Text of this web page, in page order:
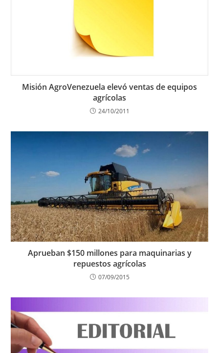
Misión AgroVenezuela elevó ventas de equipos
agrícolas
24/10/2011
Aprueban $150 millones para maquinarias y
repuestos agrícolas
07/09/2015